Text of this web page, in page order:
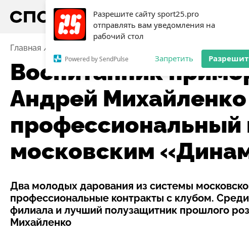
Разрешите сайту sport25.pro
отправлять вам уведомления на
рабочий стол
Powered by SendPulse Запретить
Главная Воспитанник
Воспитанник
Андрей
профессиональный
московским
Два молодых дарования из системы
профессиональные контракты с клубом.
филиала и лучший полузащитник прошлого
Михайленко